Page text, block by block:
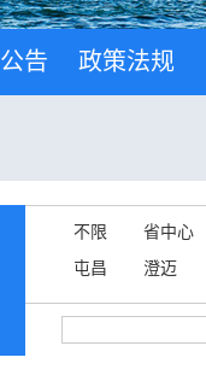
告 政策法规
不限 省中心
屯昌
澄迈